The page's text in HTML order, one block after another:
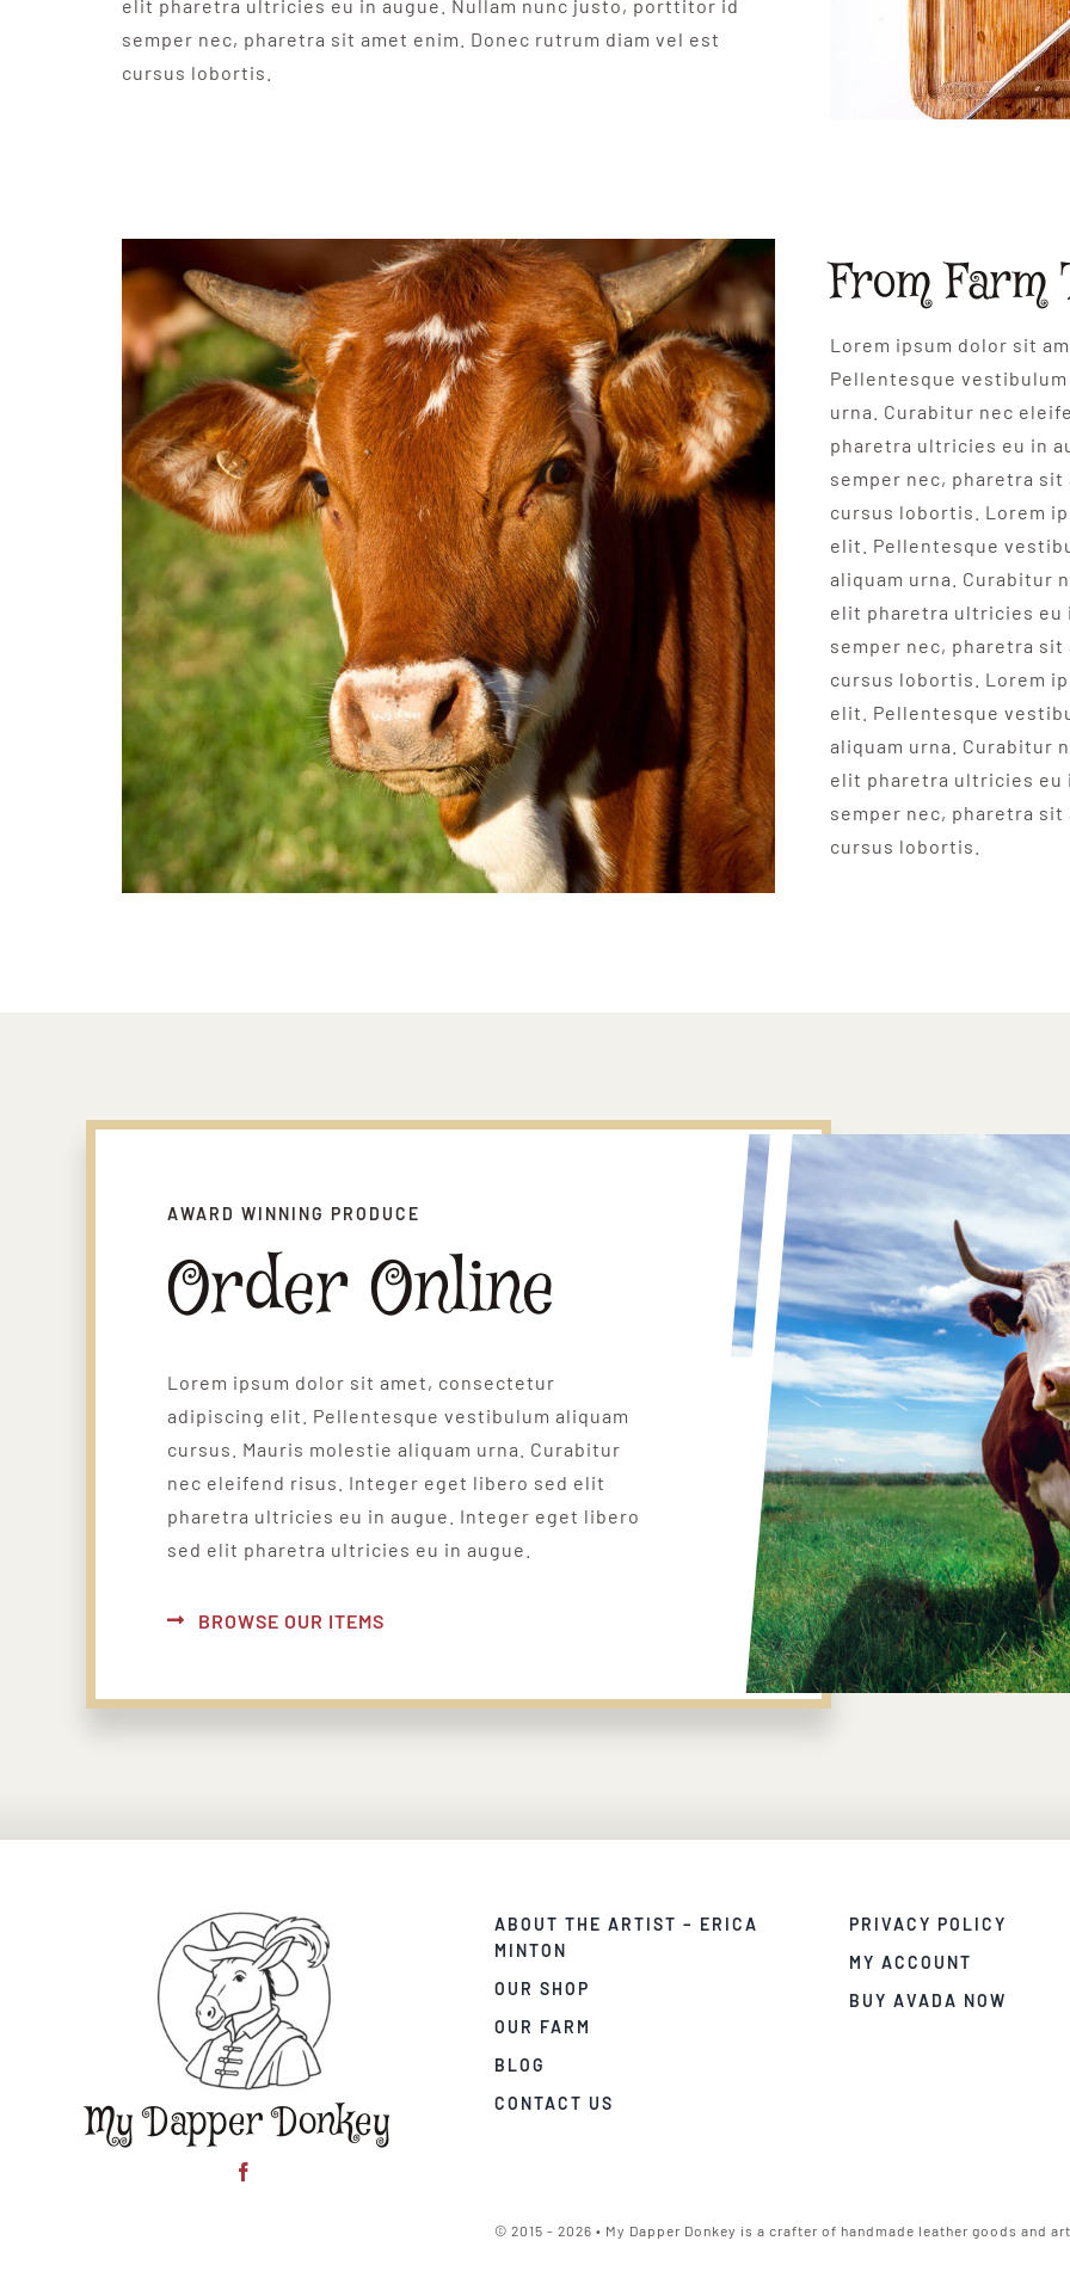
elit pharetra ultricies eu in augue. Nullam nunc justo, porttitor id
semper nec, pharetra sit amet enim. Donec rutrum diam vel est
cursus lobortis.
From Farm
Lorem ipsum dolor sit
Pellentesque
urna. Curabitur nec
pharetra ultricies eu in
semper nec, pharetra
cursus lobortis. Lorem
elit. Pellentesque
aliquam urna. Curabitur
elit pharetra ultricies eu
semper nec, pharetra
cursus lobortis. Lorem
elit. Pellentesque
aliquam urna. Curabitur
elit pharetra ultricies eu
semper nec, pharetra
cursus lobortis.
AWARD WINNING PRODUCE
Order Online
Lorem ipsum dolor sit amet, consectetur
adipiscing elit. Pellentesque vestibulum aliquam
cursus. Mauris molestie aliquam urna. Curabitur
nec eleifend risus. Integer eget libero sed elit
pharetra ultricies eu in augue. Integer eget libero
sed elit pharetra ultricies eu in augue.
BROWSE OUR ITEMS
My Dapper Donkey
ABOUT THE ARTIST – ERICA
MINTON
OUR SHOP
OUR FARM
BLOG
CONTACT US
PRIVACY POLICY
MY ACCOUNT
BUY AVADA NOW
© 2015 - 2026 • My Dapper Donkey is a crafter of handmade leather goods and